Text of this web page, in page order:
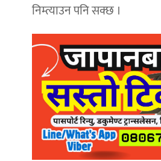
निम्त्याउन पनि सक्छ ।